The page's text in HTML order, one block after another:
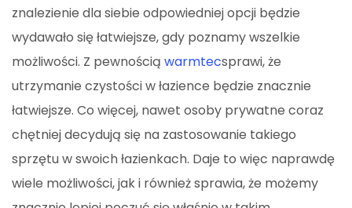
znalezienie dla siebie odpowiedniej opcji będzie
wydawało się łatwiejsze, gdy poznamy wszelkie
możliwości. Z pewnością warmtecsprawi, że
utrzymanie czystości w łazience będzie znacznie
łatwiejsze. Co więcej, nawet osoby prywatne coraz
chętniej decydują się na zastosowanie takiego
sprzętu w swoich łazienkach. Daje to więc naprawdę
wiele możliwości, jak i również sprawia, że możemy